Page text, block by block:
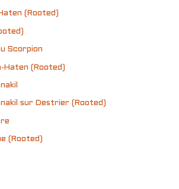
(Rooted)
Scorpion
Haten (Rooted)
sur Destrier (Rooted)
(Rooted)